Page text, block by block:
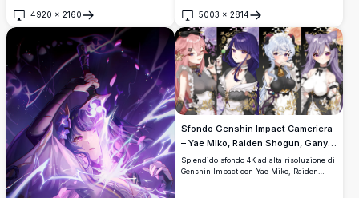
alta risoluzione perfetta per sfondi desktop
e mobile.
4920 × 2160
Apri
la sua luminosa lama viola in piedi
sull'acqua sotto un cielo oscuro e mistico
con petali di sakura.
5003 × 2814
Apri
Sfondo Genshin Impact Cameriera
– Yae Miko, Raiden Shogun, Ganyu
e Keqing 4K
Splendido sfondo 4K ad alta risoluzione di
Genshin Impact con Yae Miko, Raiden